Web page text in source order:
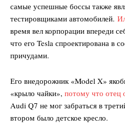
самые успешные боссы также
тестировщиками автомобилей.
время вел корпорации впереди
что его Tesla спроектирована в
причудами.
Его внедорожник «Model X»
«крыло чайки», потому что отец
Audi Q7 не мог забраться в
втором было детское кресло.